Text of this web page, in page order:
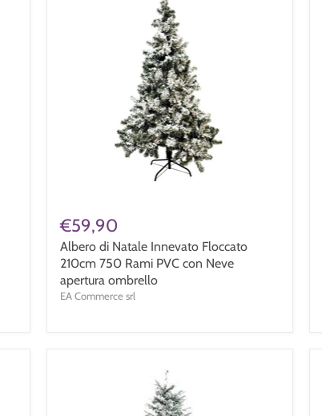
€59,90
Albero di Natale Innevato Floccato
210cm 750 Rami PVC con Neve
apertura ombrello
EA Commerce srl